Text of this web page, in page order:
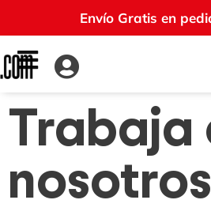
Envío Gratis en
Trabaja
nosotros